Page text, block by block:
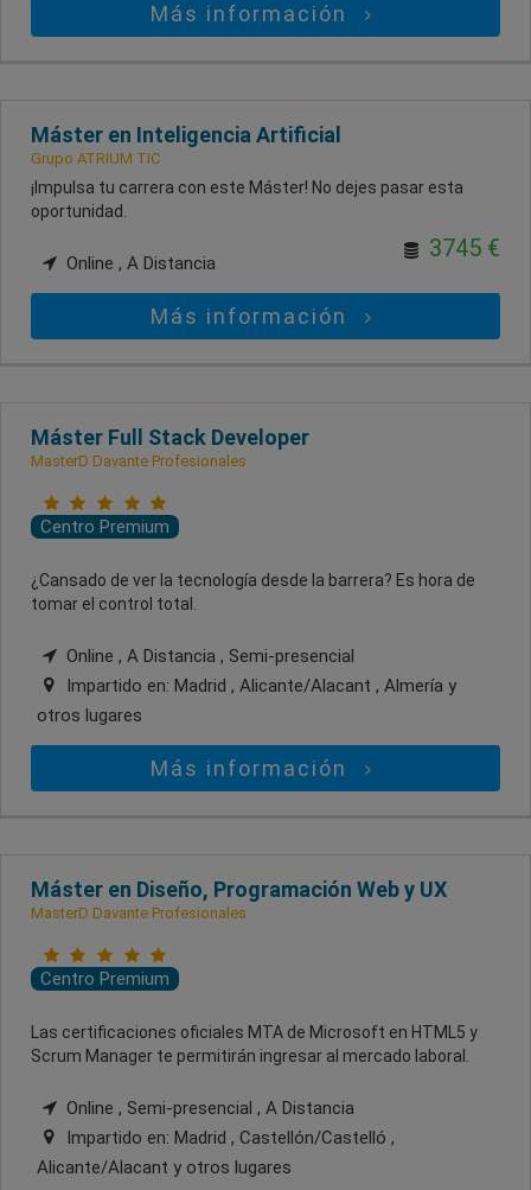
Más información
Máster en Inteligencia Artificial
Grupo ATRIUM TIC
¡Impulsa tu carrera con este Máster! No dejes pasar esta
oportunidad.
Online , A Distancia
3745 €
Más información
Máster Full Stack Developer
MasterD Davante Profesionales
Centro Premium
¿Cansado de ver la tecnología desde la barrera? Es hora de
tomar el control total.
Online , A Distancia , Semi-presencial
Impartido en: Madrid , Alicante/Alacant , Almería y
otros lugares
Más información
Máster en Diseño, Programación Web y UX
MasterD Davante Profesionales
Centro Premium
Las certificaciones oficiales MTA de Microsoft en HTML5 y
Scrum Manager te permitirán ingresar al mercado laboral.
Online , Semi-presencial , A Distancia
Impartido en: Madrid , Castellón/Castelló ,
Alicante/Alacant y otros lugares